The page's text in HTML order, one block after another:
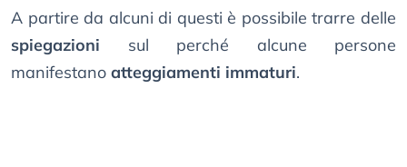
A partire da alcuni di questi è possibile trarre delle
spiegazioni sul perché alcune persone
manifestano atteggiamenti immaturi.